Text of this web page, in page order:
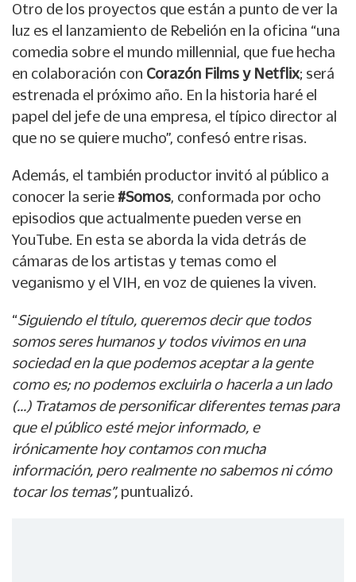
Otro de los proyectos que están a punto de ver la
luz es el lanzamiento de Rebelión en la oficina “una
comedia sobre el mundo millennial, que fue hecha
en colaboración con Corazón Films y Netflix; será
estrenada el próximo año. En la historia haré el
papel del jefe de una empresa, el típico director al
que no se quiere mucho”, confesó entre risas.
Además, el también productor invitó al público a
conocer la serie #Somos, conformada por ocho
episodios que actualmente pueden verse en
YouTube. En esta se aborda la vida detrás de
cámaras de los artistas y temas como el
veganismo y el VIH, en voz de quienes la viven.
“Siguiendo el título, queremos decir que todos
somos seres humanos y todos vivimos en una
sociedad en la que podemos aceptar a la gente
como es; no podemos excluirla o hacerla a un lado
(…) Tratamos de personificar diferentes temas para
que el público esté mejor informado, e
irónicamente hoy contamos con mucha
información, pero realmente no sabemos ni cómo
tocar los temas”, puntualizó.